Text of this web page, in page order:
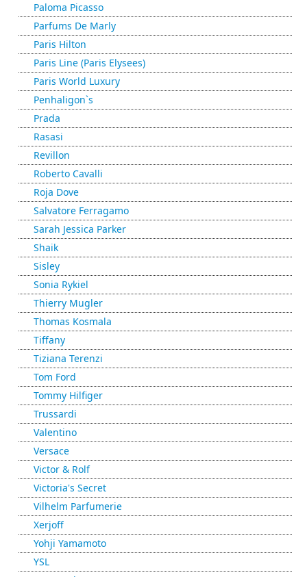
Paloma Picasso
Parfums De Marly
Paris Hilton
Paris Line (Paris Elysees)
Paris World Luxury
Penhaligon`s
Prada
Rasasi
Revillon
Roberto Cavalli
Roja Dove
Salvatore Ferragamo
Sarah Jessica Parker
Shaik
Sisley
Sonia Rykiel
Thierry Mugler
Thomas Kosmala
Tiffany
Tiziana Terenzi
Tom Ford
Tommy Hilfiger
Trussardi
Valentino
Versace
Victor & Rolf
Victoria's Secret
Vilhelm Parfumerie
Xerjoff
Yohji Yamamoto
YSL